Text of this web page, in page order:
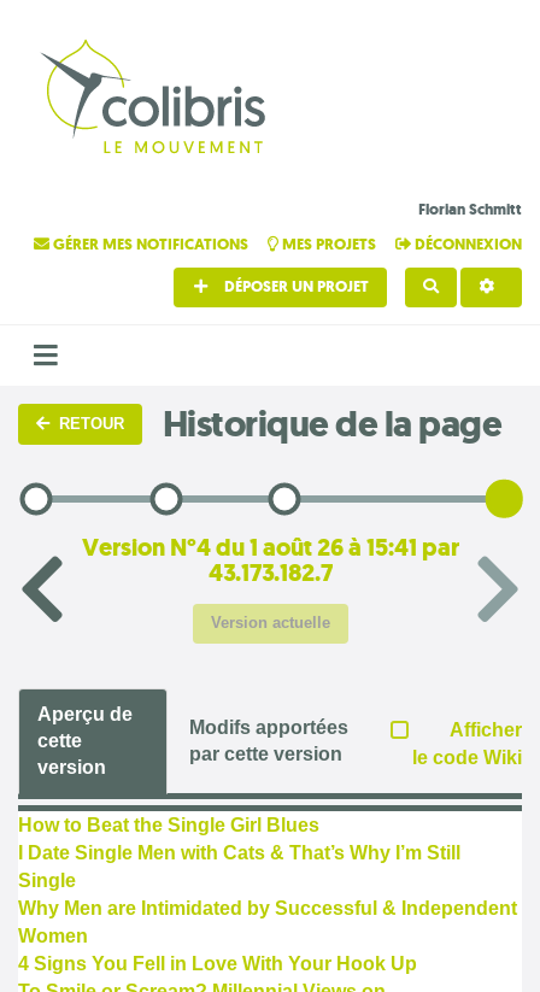
Florian Schmitt
GÉRER MES NOTIFICATIONS
MES PROJETS DÉCONNEXION
DÉPOSER UN PROJET
RETOUR Historique de la page
Version N°4 du 1 août 26 à 15:41 par
43.173.182.7
Version actuelle
Aperçu de
cette
version
Modifs apportées
par cette version
Afficher
le code Wiki